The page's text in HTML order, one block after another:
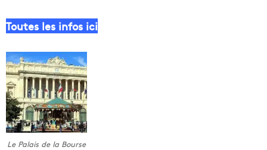
Toutes les infos ici
Le Palais de la Bourse